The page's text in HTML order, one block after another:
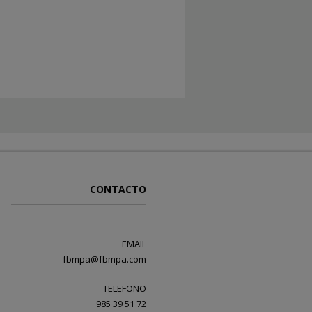
CONTACTO
EMAIL
fbmpa@fbmpa.com
TELEFONO
985 39 51 72